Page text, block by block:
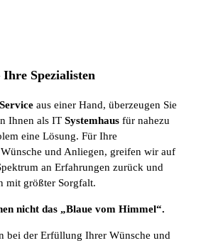
Spezialisten
Service aus einer Hand, überzeugen Sie
Ihnen als IT Systemhaus für nahezu
eine Lösung. Für Ihre
und Anliegen, greifen wir auf
an Erfahrungen zurück und
mit größter Sorgfalt.
nicht das „Blaue vom Himmel“.
bei der Erfüllung Ihrer Wünsche und